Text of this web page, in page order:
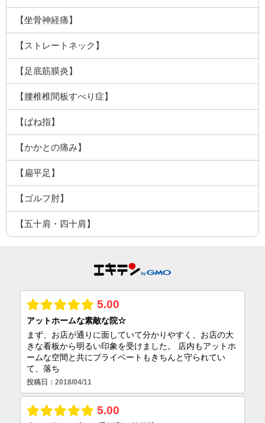
【坐骨神経痛】
【ストレートネック】
【足底筋膜炎】
【腰椎椎間板すべり症】
【ばね指】
【かかとの痛み】
【扁平足】
【ゴルフ肘】
【五十肩・四十肩】